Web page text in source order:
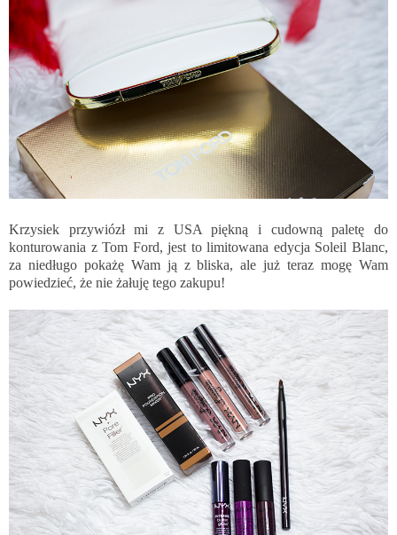
Krzysiek przywiózł mi z USA piękną i cudowną paletę do
konturowania z Tom Ford, jest to limitowana edycja Soleil Blanc,
za niedługo pokażę Wam ją z bliska, ale już teraz mogę Wam
powiedzieć, że nie żałuję tego zakupu!